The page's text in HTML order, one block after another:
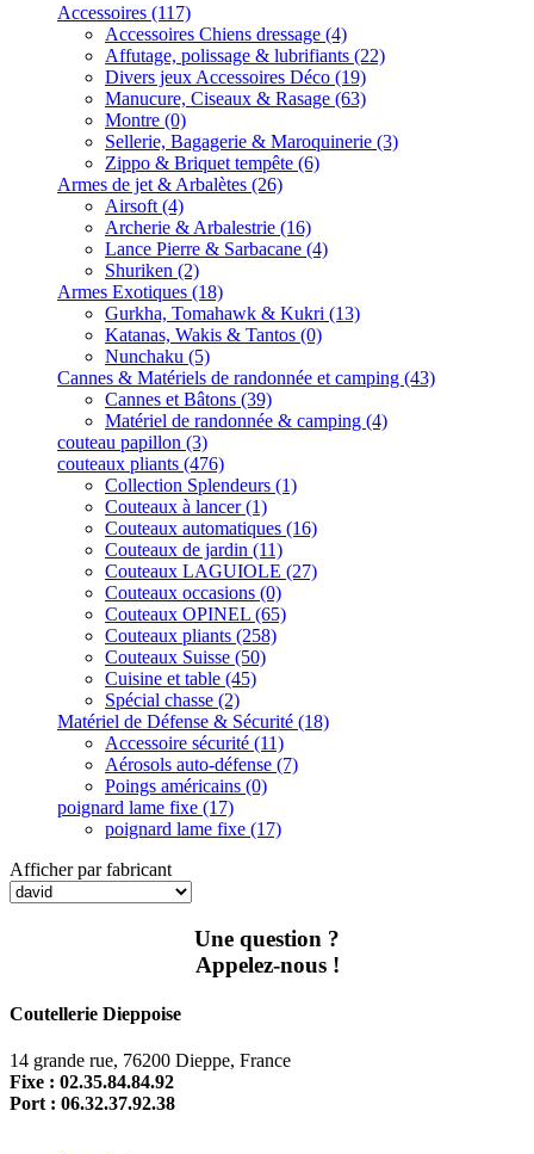
Accessoires (117)
Accessoires Chiens dressage (4)
Affutage, polissage & lubrifiants (22)
Divers jeux Accessoires Déco (19)
Manucure, Ciseaux & Rasage (63)
Montre (0)
Sellerie, Bagagerie & Maroquinerie (3)
Zippo & Briquet tempête (6)
Armes de jet & Arbalètes (26)
Airsoft (4)
Archerie & Arbalestrie (16)
Lance Pierre & Sarbacane (4)
Shuriken (2)
Armes Exotiques (18)
Gurkha, Tomahawk & Kukri (13)
Katanas, Wakis & Tantos (0)
Nunchaku (5)
Cannes & Matériels de randonnée et camping (43)
Cannes et Bâtons (39)
Matériel de randonnée & camping (4)
couteau papillon (3)
couteaux pliants (476)
Collection Splendeurs (1)
Couteaux à lancer (1)
Couteaux automatiques (16)
Couteaux de jardin (11)
Couteaux LAGUIOLE (27)
Couteaux occasions (0)
Couteaux OPINEL (65)
Couteaux pliants (258)
Couteaux Suisse (50)
Cuisine et table (45)
Spécial chasse (2)
Matériel de Défense & Sécurité (18)
Accessoire sécurité (11)
Aérosols auto-défense (7)
Poings américains (0)
poignard lame fixe (17)
poignard lame fixe (17)
Afficher par fabricant
Une question ?
Appelez-nous !
Coutellerie Dieppoise
14 grande rue, 76200 Dieppe, France
Fixe : 02.35.84.84.92
Port : 06.32.37.92.38